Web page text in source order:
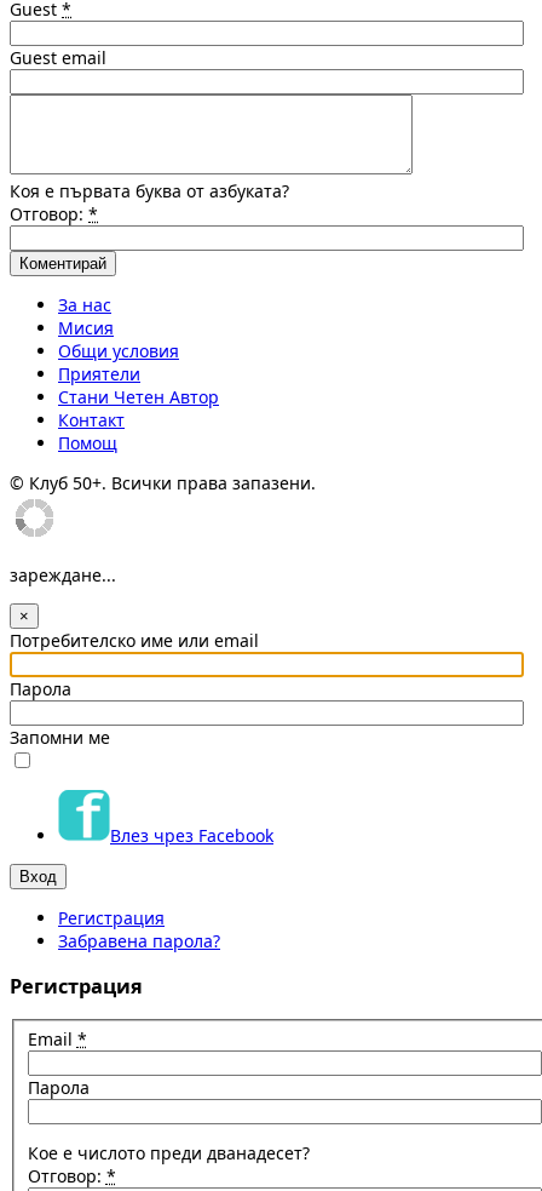
Guest *
Guest email
Коя е първата буква от азбуката?
Отговор: *
За нас
Мисия
Общи условия
Приятели
Стани Четен Автор
Контакт
Помощ
© Клуб 50+. Всички права запазени.
зареждане...
×
Потребителско име или email
Парола
Запомни ме
Влез чрез Facebook
Регистрация
Забравена парола?
Регистрация
Email *
Парола
Кое е числото преди дванадесет?
Отговор: *